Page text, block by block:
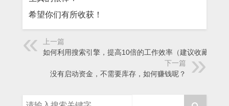
希望你们有所收获！
上一篇
如何利用搜索引擎，提高10倍的工作效率（建议收藏）
下一篇
没有启动资金，不需要库存，如何赚钱呢？